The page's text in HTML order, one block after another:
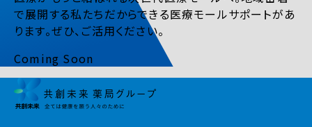
で展開する私たちだからできる医療モールサポートがあ
ります。ぜひ、ご活用ください。
Coming Soon